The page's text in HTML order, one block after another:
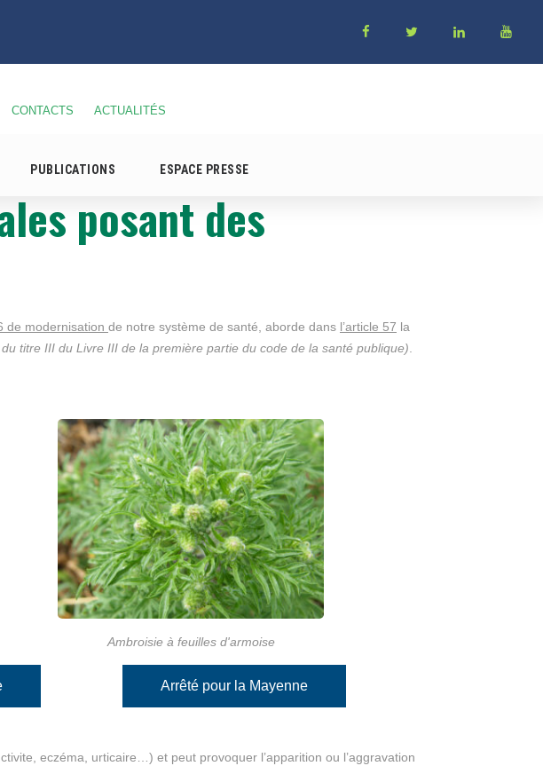
CONTACTS ACTUALITÉS
PUBLICATIONS ESPACE PRESSE
posant des
de modernisation de notre système de santé, aborde dans l’article 57 la
titre III du Livre III de la première partie du code de la santé publique)
Ambroisie à feuilles d'armoise
Arrêté pour la Mayenne
eczéma, urticaire…) et peut provoquer l’apparition ou l’aggravation